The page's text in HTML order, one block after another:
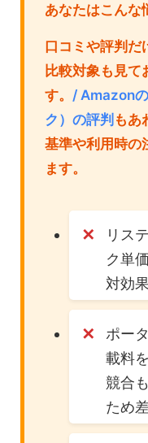
あなたはこんな
口コミや評判だ
比較対象も見て
す。 / Amazon
ク）の評判 もあ
基準や利用時の
ます。
リス
ク単
対効
ポー
載料
競合
ため